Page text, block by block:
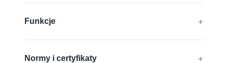
GRIPtech
Funkcje
Normy i certyfikaty